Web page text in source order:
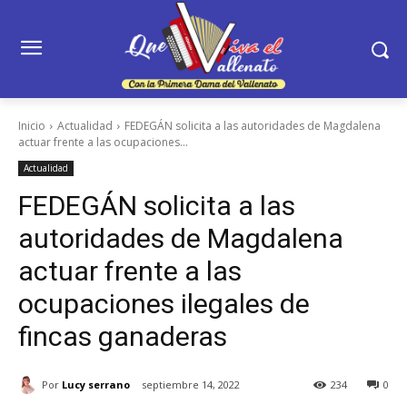
Inicio Actualidad
FEDEGÁN solicita a las autoridades de Magdalena
actuar frente a las ocupaciones...
Actualidad
FEDEGÁN solicita a las
autoridades de Magdalena
actuar frente a las
ocupaciones ilegales de
fincas ganaderas
Por Lucy serrano septiembre 14, 2022 0
234